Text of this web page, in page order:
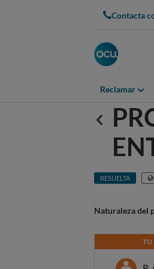
Contacta
Reclamar
RESUELTA
Naturaleza del
TU